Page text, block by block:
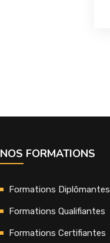
NOS FORMATIONS
Formations Diplômantes
Formations Qualifiantes
Formations Certifiantes